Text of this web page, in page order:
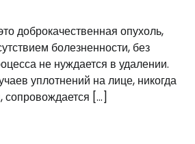
доброкачественная опухоль,
болезненности, без
не нуждается в удалении.
уплотнений на лице, никогда
сопровождается […]